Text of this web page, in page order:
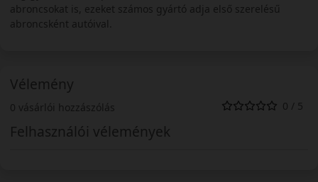
abroncsokat is, ezeket számos gyártó adja első szerelésű
abroncsként autóival.
Vélemény
0 vásárlói hozzászólás 0 / 5
Felhasználói vélemények